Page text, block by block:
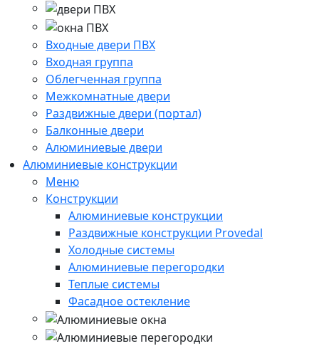
Входные двери ПВХ
Входная группа
Облегченная группа
Межкомнатные двери
Раздвижные двери (портал)
Балконные двери
Алюминиевые двери
Алюминиевые конструкции
Меню
Конструкции
Алюминиевые конструкции
Раздвижные конструкции Provedal
Холодные системы
Алюминиевые перегородки
Теплые системы
Фасадное остекление